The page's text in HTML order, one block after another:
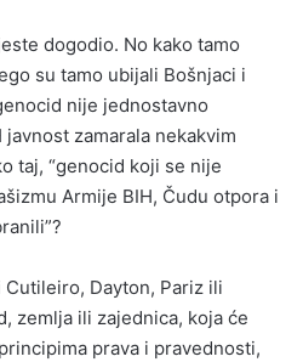
dogodio. No kako tamo
su tamo ubijali Bošnjaci i
nije jednostavno
zamarala nekakvim
taj, “genocid koji se nije
Armije BIH, Čudu otpora i
Dayton, Pariz ili
zemlja ili zajednica, koja će
prava i pravednosti,